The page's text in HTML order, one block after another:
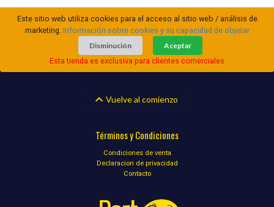
Este sitio web utiliza cookies para el acceso al sitio web / análisis de
marketing. Información sobre cookies y su capacidad de objetar
Disminución
Aceptar
Esta tienda es exclusiva para clientes comerciales
Vuelve al comienzo
Términos y Condiciones
Condiciones de venta
Declaracion de privacidad
Contacto